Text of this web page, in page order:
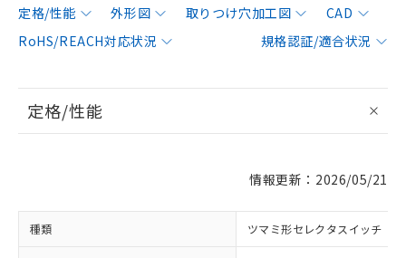
定格/性能 外形図 取りつけ穴加工図
CAD
RoHS/REACH対応状況
規格認証/適合状況
定格/性能
情報更新：2026/05/21
種類 ツマミ形セレクタスイッチ